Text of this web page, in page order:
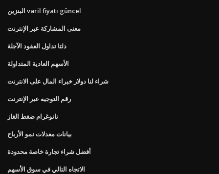
البنزين varil fiyatı güncel
معنى المشاركة عبر الإنترنت
دلتا تداول العقود الآجلة
الأسهم العادية المتداولة
شراء لنا دولار خبراء المال على الانترنت
رقم التوجيه عبر الإنترنت
نانوغرام ضغط الغاز
بيانات معدلات نمو الأرباح
أفضل شراء تجارة خاصة محدودة
الاتجاه التالي في سوق الأسهم